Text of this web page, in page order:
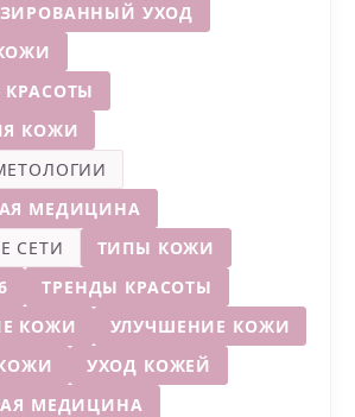
УХОД
КОЖИ
МЕДИЦИНА
СЕТИ
ТИПЫ КОЖИ
ТРЕНДЫ КРАСОТЫ
КОЖИ
УЛУЧШЕНИЕ КОЖИ
УХОД КОЖЕЙ
МЕДИЦИНА